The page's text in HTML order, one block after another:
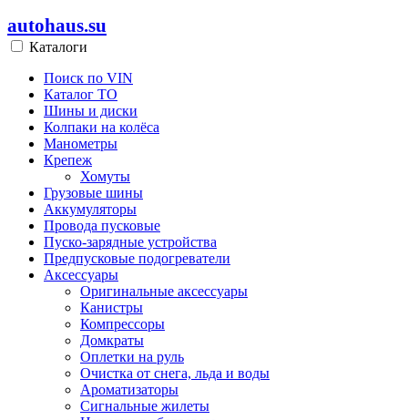
autohaus.su
Каталоги
Поиск по VIN
Каталог ТО
Шины и диски
Колпаки на колёса
Манометры
Крепеж
Хомуты
Грузовые шины
Аккумуляторы
Провода пусковые
Пуско-зарядные устройства
Предпусковые подогреватели
Аксессуары
Оригинальные аксессуары
Канистры
Компрессоры
Домкраты
Оплетки на руль
Очистка от снега, льда и воды
Ароматизаторы
Сигнальные жилеты